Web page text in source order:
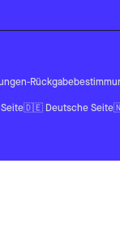
-
🇩🇪 Deutsche Seite